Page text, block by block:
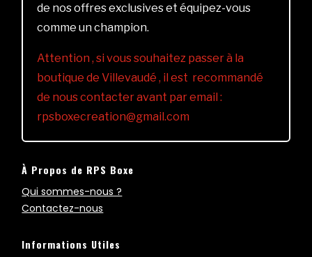
de nos offres exclusives et équipez-vous
comme un champion.
Attention , si vous souhaitez passer à la
boutique de Villevaudé , il est recommandé
de nous contacter avant par email :
rpsboxecreation@gmail.com
À Propos de RPS Boxe
Qui sommes-nous ?
Contactez-nous
Informations Utiles